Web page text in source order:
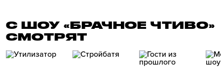
С ШОУ «БРАЧНОЕ ЧТИВО»
СМОТРЯТ